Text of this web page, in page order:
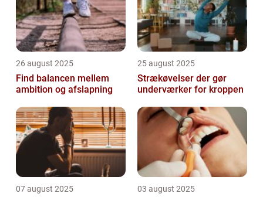
26 august 2025
Find balancen mellem
ambition og afslapning
25 august 2025
Strækøvelser der gør
underværker for kroppen
07 august 2025 03 august 2025